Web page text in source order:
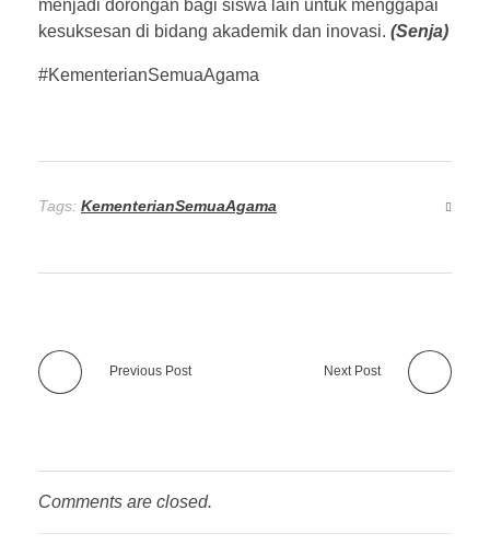
menjadi dorongan bagi siswa lain untuk menggapai
kesuksesan di bidang akademik dan inovasi. (Senja)
#KementerianSemuaAgama
Tags: KementerianSemuaAgama
Previous Post Next Post
Comments are closed.